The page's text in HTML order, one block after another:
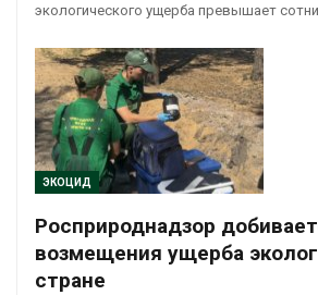
экологического ущерба превышает
ЭКОЦИД
Росприроднадзор
возмещения ущерба
стране